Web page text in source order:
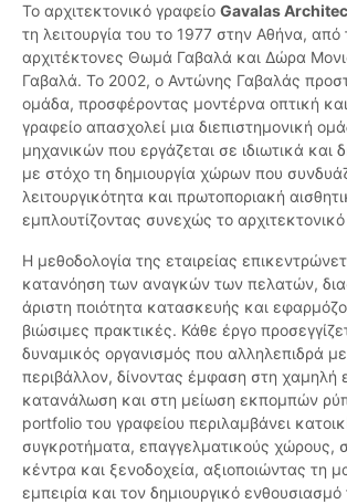
Το αρχιτεκτονικό γραφείο Gavalas
τη λειτουργία του το 1977 στην Αθήνα, από
αρχιτέκτονες Θωμά Γαβαλά και Δώρα
Γαβαλά. Το 2002, ο Αντώνης Γαβαλάς
ομάδα, προσφέροντας μοντέρνα οπτική
γραφείο απασχολεί μια διεπιστημονική
μηχανικών που εργάζεται σε ιδιωτικά και
με στόχο τη δημιουργία χώρων που
λειτουργικότητα και πρωτοποριακή
εμπλουτίζοντας συνεχώς το
Η μεθοδολογία της εταιρείας
κατανόηση των αναγκών των πελατών,
άριστη ποιότητα κατασκευής και
βιώσιμες πρακτικές. Κάθε έργο
δυναμικός οργανισμός που αλληλεπιδρά
περιβάλλον, δίνοντας έμφαση στη χαμηλή
κατανάλωση και στη μείωση εκπομπών
portfolio του γραφείου περιλαμβάνει
συγκροτήματα, επαγγελματικούς χώρους,
κέντρα και ξενοδοχεία, αξιοποιώντας τη
εμπειρία και τον δημιουργικό